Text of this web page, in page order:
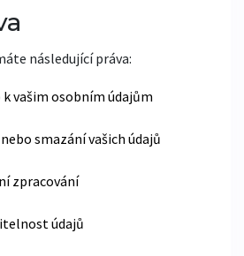
následující práva:
vašim osobním údajům
smazání vašich údajů
zpracování
údajů